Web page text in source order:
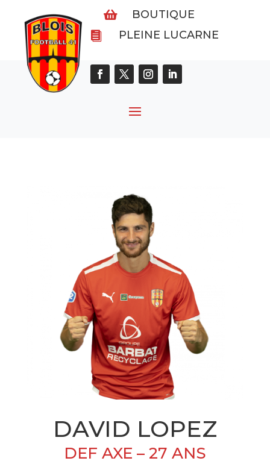
 BOUTIQUE
 PLEINE LUCARNE
DAVID LOPEZ
DEF AXE – 27 ANS